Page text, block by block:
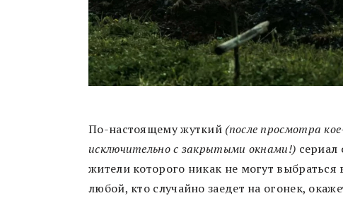
По-настоящему жуткий (после просмотра
исключительно с закрытыми окнами!) сериал
жители которого никак не могут
любой, кто случайно заедет на огонек,